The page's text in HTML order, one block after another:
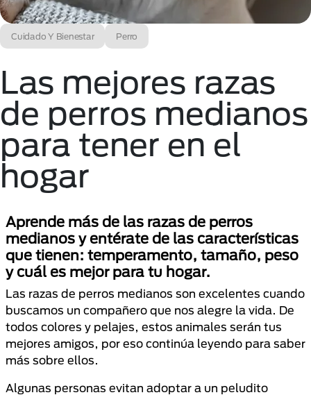
Cuidado Y Bienestar Perro
Las mejores razas
de perros medianos
para tener en el
hogar
Aprende más de las razas de perros
medianos y entérate de las características
que tienen: temperamento, tamaño, peso
y cuál es mejor para tu hogar.
Las razas de perros medianos son excelentes cuando
buscamos un compañero que nos alegre la vida. De
todos colores y pelajes, estos animales serán tus
mejores amigos, por eso continúa leyendo para saber
más sobre ellos.
Algunas personas evitan adoptar a un peludito